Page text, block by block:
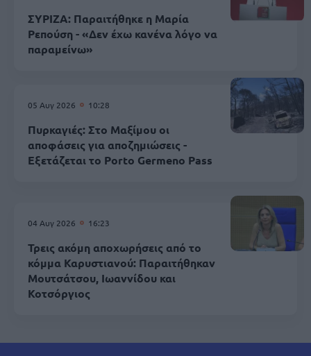
ΣΥΡΙΖΑ: Παραιτήθηκε η Μαρία
Ρεπούση - «Δεν έχω κανένα λόγο να
παραμείνω»
05 Αυγ 2026 10:28
Πυρκαγιές: Στο Μαξίμου οι
αποφάσεις για αποζημιώσεις -
Εξετάζεται το Porto Germeno Pass
04 Αυγ 2026 16:23
Τρεις ακόμη αποχωρήσεις από το
κόμμα Καρυστιανού: Παραιτήθηκαν
Μουτσάτσου, Ιωαννίδου και
Κοτσόργιος